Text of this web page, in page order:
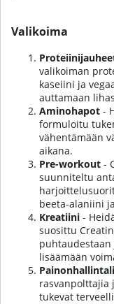
Valikoima
valikoiman
kaseiini ja
auttamaan
Aminohapot -
formuloitu
vähentämään
aikana.
Pre-workout -
suunniteltu
beeta-alaniini
Kreatiini -
suosittu
puhtaudestaan
lisäämään
rasvanpolttajia
tukevat